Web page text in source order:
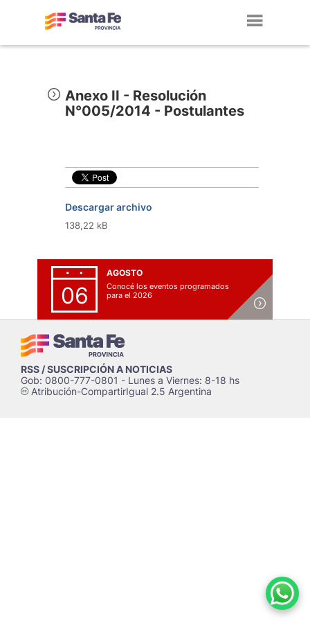
Anexo II - Resolución
N°005/2014 - Postulantes
Descargar archivo
138,22 kB
06
AGOSTO
Conocé los eventos programados
para el 2026
RSS / SUSCRIPCIÓN A NOTICIAS
Gob: 0800-777-0801 - Lunes a Viernes: 8-18 hs
cAtribución-CompartirIgual 2.5 Argentina